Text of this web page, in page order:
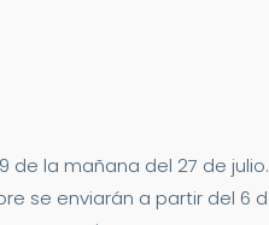
de la mañana del 27 de julio.
se enviarán a partir del 6